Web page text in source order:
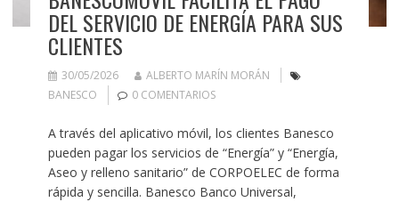
DEL SERVICIO DE ENERGÍA PARA SUS
CLIENTES
30/05/2026
ALBERTO MARÍN MORÁN
BANESCO
0 COMENTARIOS
A través del aplicativo móvil, los clientes Banesco
pueden pagar los servicios de “Energía” y “Energía,
Aseo y relleno sanitario” de CORPOELEC de forma
rápida y sencilla. Banesco Banco Universal,